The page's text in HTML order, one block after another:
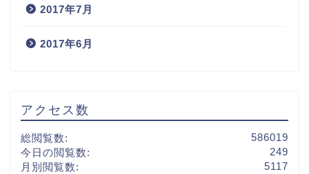
2017年7月
2017年6月
アクセス数
586019
総閲覧数:
249
今日の閲覧数:
5117
月別閲覧数: